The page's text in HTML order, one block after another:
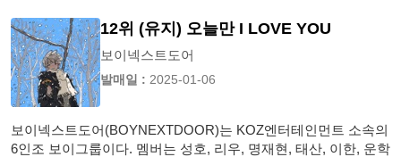
12위 (유지) 오늘만 I LOVE YOU
보이넥스트도어
발매일 : 2025-01-06
보이넥스트도어(BOYNEXTDOOR)는 KOZ엔터테인먼트 소속의
6인조 보이그룹이다. 멤버는 성호, 리우, 명재현, 태산, 이한, 운학